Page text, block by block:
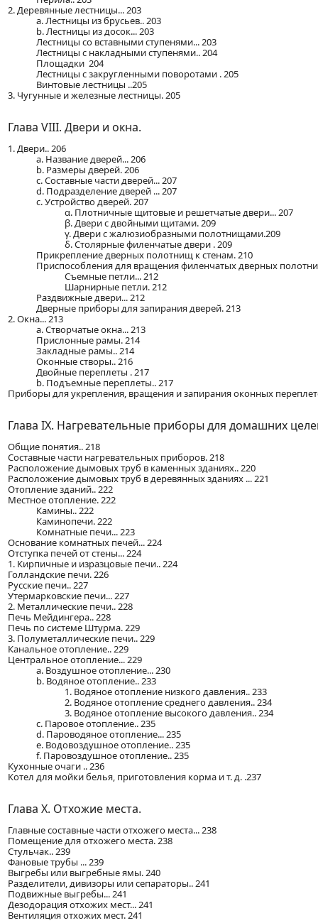
2. Деревянные лестницы... 203
a. Лестницы из брусьев.. 203
b. Лестницы из досок... 203
Лестницы со вставными ступенями... 203
Лестницы с накладными ступенями.. 204
Площадки 204
Лестницы с закругленными поворотами . 205
Винтовые лестницы ..205
3. Чугунные и железные лестницы. 205
Глава VIII. Двери и окна.
1. Двери.. 206
a. Название дверей... 206
b. Размеры дверей. 206
c. Составные части дверей... 207
d. Подразделение дверей ... 207
c. Устройство дверей. 207
α. Плотничные щитовые и решетчатые двери... 207
β. Двери с двойными щитами. 209
γ. Двери с жалюзиобразными полотнищами.209
δ. Столярные филенчатые двери . 209
Прикрепление дверных полотнищ к стенам. 210
Приспособления для вращения филенчатых дверных
Съемные петли... 212
Шарнирные петли. 212
Раздвижные двери... 212
Дверные приборы для запирания дверей. 213
2. Окна... 213
a. Створчатые окна... 213
Прислонные рамы. 214
Закладные рамы.. 214
Оконные створы.. 216
Двойные переплеты . 217
b. Подъемные переплеты.. 217
Приборы для укрепления, вращения и запирания оконных
Глава IX. Нагревательные приборы для домашних
Общие понятия.. 218
Составные части нагревательных приборов. 218
Расположение дымовых труб в каменных зданиях.. 220
Расположение дымовых труб в деревянных зданиях ... 221
Отопление зданий.. 222
Местное отопление. 222
Камины.. 222
Каминопечи. 222
Комнатные печи... 223
Основание комнатных печей... 224
Отступка печей от стены... 224
1. Кирпичные и изразцовые печи.. 224
Голландские печи. 226
Русские печи.. 227
Утермарковские печи... 227
2. Металлические печи.. 228
Печь Мейдингера.. 228
Печь по системе Штурма. 229
3. Полуметаллические печи.. 229
Канальное отопление.. 229
Центральное отопление... 229
a. Воздушное отопление... 230
b. Водяное отопление.. 233
1. Водяное отопление низкого давления.. 233
2. Водяное отопление среднего давления.. 234
3. Водяное отопление высокого давления.. 234
c. Паровое отопление.. 235
d. Пароводяное отопление... 235
е. Водовоздушное отопление.. 235
f. Паровоздушное отопление.. 235
Кухонные очаги .. 236
Котел для мойки белья, приготовления корма и т. д. .237
Глава X. Отхожие места.
Главные составные части отхожего места... 238
Помещение для отхожего места. 238
Стульчак.. 239
Фановые трубы ... 239
Выгребы или выгребные ямы. 240
Разделители, дивизоры или сепараторы.. 241
Подвижные выгребы... 241
Дезодорация отхожих мест... 241
Вентиляция отхожих мест. 241